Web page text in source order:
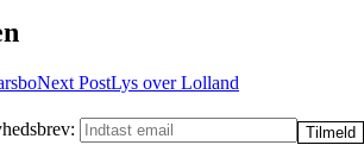
Next PostLys over Lolland